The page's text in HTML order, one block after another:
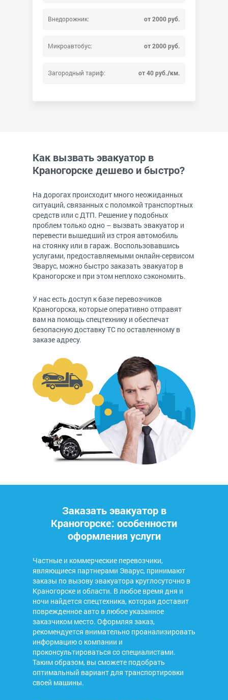
Внедорожник: от 2000 руб.
Микроавтобус: от 2000 руб.
Загородный тариф: от 40 руб./км.
Как вызвать эвакуатор в
Краногорске дешево и быстро?
На дорогах происходит много неожиданных
ситуаций, связанных с поломкой транспортных
средств или с ДТП. Решение у подобных
проблем только одно – вызвать эвакуатор и
перевести вышедший из строя автомобиль
на стоянку или в гараж. Воспользовавшись
услугами, предоставляемыми онлайн-сервисом
Эварус, можно быстро заказать эвакуатор в
Краногорске и при этом неплохо сэкономить.
У нас есть доступ к базе перевозчиков
Краногорска, которые оперативно отправят
вам на помощь спецтехнику и обеспечат
безопасную доставку ТС по оставленному в
заказе адресу.
Заказать эвакуатор в
Краногорске: особенности
оформления услуги
Частные и коммерческие перевозчики,
являющиеся партнерами Эварус, принимают
заказы по вызову эвакуатора круглосуточно в
Краногорске и области. В любое время дня и
ночи найдется спецтехника, которая доставит
поврежденное авто в любое указанное
заказчиком место. Оформляя заказ,
рекомендуется внимательно проанализировать
информацию о компании и
проконсультироваться со специалистами.
Таким образом, вы сможете подобрать
оптимальный вариант для транспортировки
своей машины.